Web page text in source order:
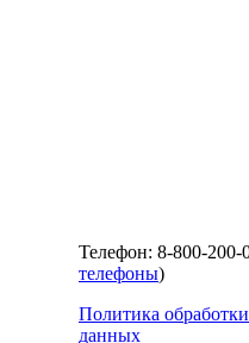
Телефон: 8-800-200-
телефоны)
Политика
данных